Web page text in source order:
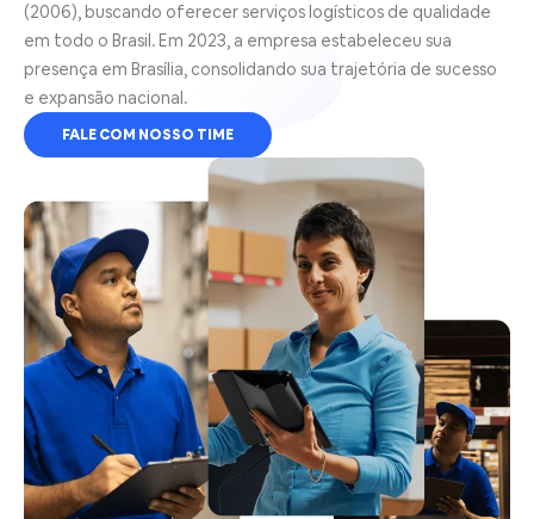
(2006), buscando oferecer serviços logísticos de qualidade
em todo o Brasil. Em 2023, a empresa estabeleceu sua
presença em Brasília, consolidando sua trajetória de sucesso
e expansão nacional.
FALE COM NOSSO TIME